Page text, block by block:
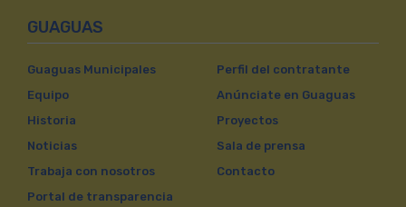
GUAGUAS
Guaguas Municipales
Equipo
Historia
Noticias
Trabaja con nosotros
Portal de transparencia
Perfil del contratante
Anúnciate en Guaguas
Proyectos
Sala de prensa
Contacto